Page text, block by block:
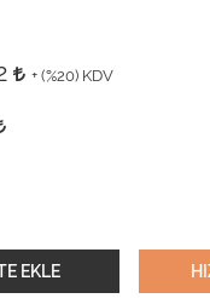
+ (%20) KDV
EKLE